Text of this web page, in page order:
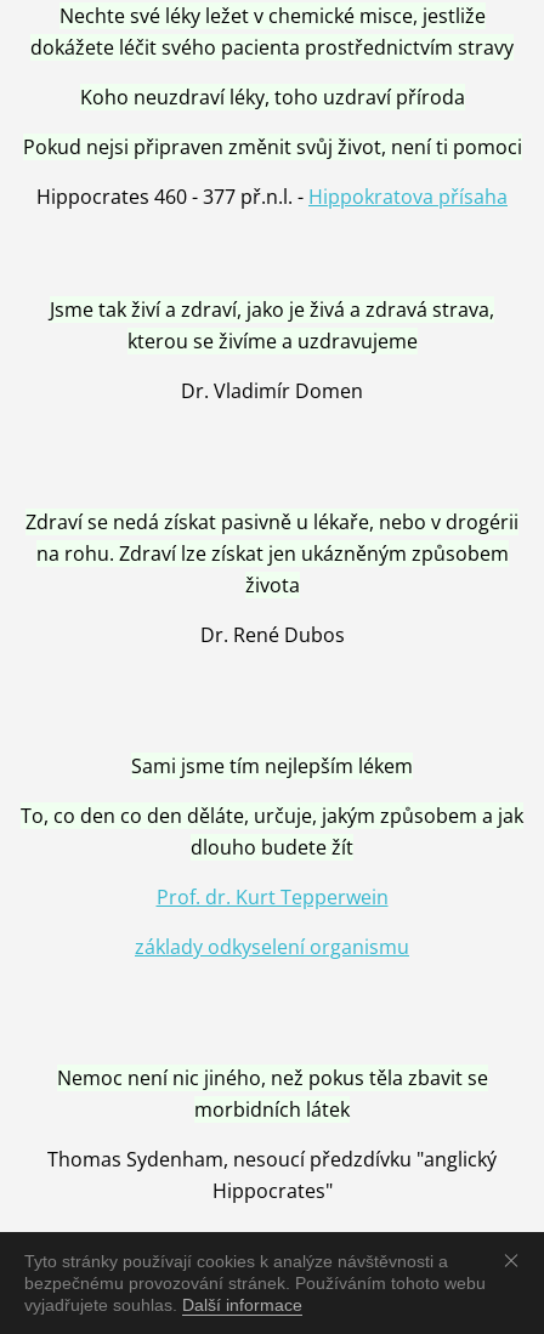
Tyto stránky používají cookies k analýze návštěvnosti a
bezpečnému provozování stránek. Používáním tohoto webu
vyjadřujete souhlas. Další informace
Nechte své léky ležet v chemické misce, jestliže
dokážete léčit svého pacienta prostřednictvím stravy
Koho neuzdraví léky, toho uzdraví příroda
Pokud nejsi připraven změnit svůj život, není ti pomoci
Hippocrates 460 - 377 př.n.l. - Hippokratova přísaha
Jsme tak živí a zdraví, jako je živá a zdravá strava,
kterou se živíme a uzdravujeme
Dr. Vladimír Domen
Zdraví se nedá získat pasivně u lékaře, nebo v drogérii
na rohu. Zdraví lze získat jen ukázněným způsobem
života
Dr. René Dubos
Sami jsme tím nejlepším lékem
To, co den co den děláte, určuje, jakým způsobem a jak
dlouho budete žít
Prof. dr. Kurt Tepperwein
základy odkyselení organismu
Nemoc není nic jiného, než pokus těla zbavit se
morbidních látek
Thomas Sydenham, nesoucí předzdívku "anglický
Hippocrates"
Nemoc je vyléčena jen pomocí Přírody, neutralizací a